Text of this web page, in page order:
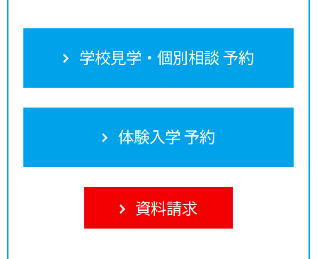
学校見学・個別相談 予約
体験入学 予約
資料請求